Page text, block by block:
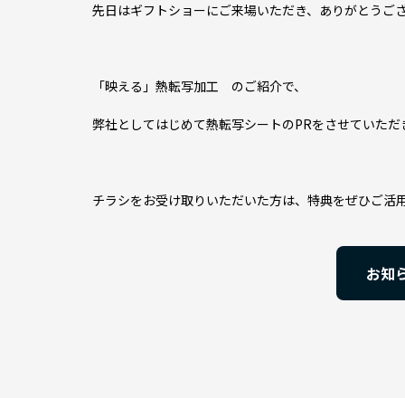
先日はギフトショーにご来場いただき、ありがとうご
「映える」熱転写加工 のご紹介で、
弊社としてはじめて熱転写シートのPRをさせていただ
チラシをお受け取りいただいた方は、特典をぜひご活
お知